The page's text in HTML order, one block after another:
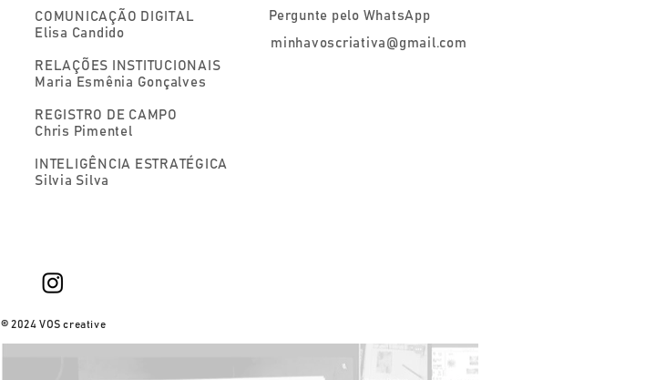
COMUNICAÇÃO DIGITAL
Elisa Candido
RELAÇÕES INSTITUCIONAIS
Maria Esmênia Gonçalves
REGISTRO DE CAMPO
Chris Pimentel
INTELIGÊNCIA ESTRATÉGICA
Silvia Silva
Pergunte pelo WhatsApp
minhavoscriativa@gmail.com
© 2024 VOS creative